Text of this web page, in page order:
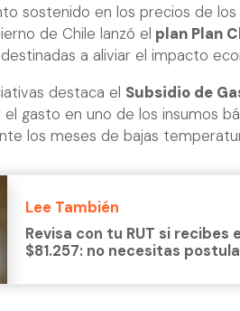
sostenido en los precios de
de Chile lanzó el plan Plan
a aliviar el impacto
destaca el Subsidio de
gasto en uno de los insumos
los meses de bajas
Lee También
Revisa con tu RUT si recibes
$81.257: no necesitas